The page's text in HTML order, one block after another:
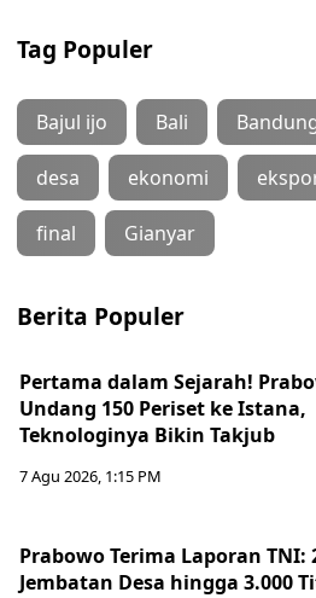
Tag Populer
Bajul ijo Bali
desa ekonomi
final Gianyar
Berita Populer
Pertama dalam Sejarah!
Undang 150 Periset ke Istana,
Teknologinya Bikin Takjub
7 Agu 2026, 1:15 PM
Prabowo Terima Laporan TNI:
Jembatan Desa hingga 3.000